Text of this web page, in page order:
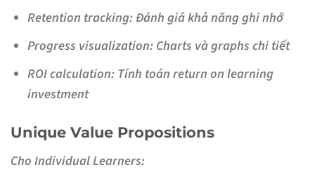
Retention tracking: Đánh giá khả năng ghi nhớ
Progress visualization: Charts và graphs chi tiết
ROI calculation: Tính toán return on learning
investment
Unique Value Propositions
Cho Individual Learners: